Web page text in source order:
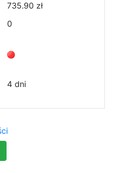
735.90 zł
0
4 dni